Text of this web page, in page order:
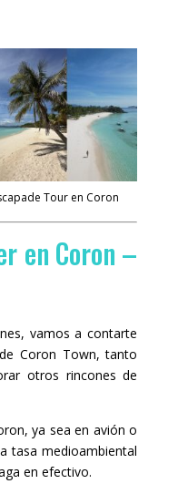
Tour en Coron
en Coron –
vamos a contarte
Coron Town, tanto
otros rincones de
ya sea en avión o
tasa medioambiental
en efectivo.